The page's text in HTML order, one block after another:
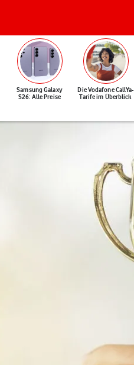
Samsung Galaxy
S26: Alle Preise
Die Vodafone CallYa-
Tarife im Überblick